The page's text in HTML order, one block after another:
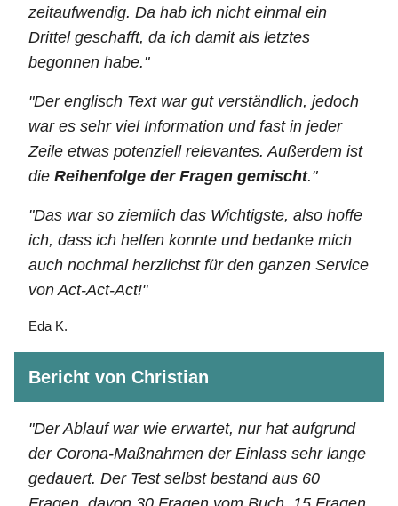
zeitaufwendig. Da hab ich nicht einmal ein
Drittel geschafft, da ich damit als letztes
begonnen habe."
"Der englisch Text war gut verständlich, jedoch
war es sehr viel Information und fast in jeder
Zeile etwas potenziell relevantes. Außerdem ist
die Reihenfolge der Fragen gemischt."
"Das war so ziemlich das Wichtigste, also hoffe
ich, dass ich helfen konnte und bedanke mich
auch nochmal herzlichst für den ganzen Service
von Act-Act-Act!"
Eda K.
Bericht von Christian
"Der Ablauf war wie erwartet, nur hat aufgrund
der Corona-Maßnahmen der Einlass sehr lange
gedauert. Der Test selbst bestand aus 60